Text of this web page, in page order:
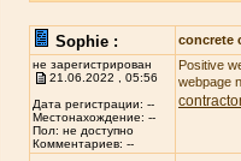
Sophie :
concrete
не зарегистрирован
21.06.2022 , 05:56
Дата регистрации: --
Местонахождение: --
Пол: не доступно
Комментариев: --
Positive
webpage